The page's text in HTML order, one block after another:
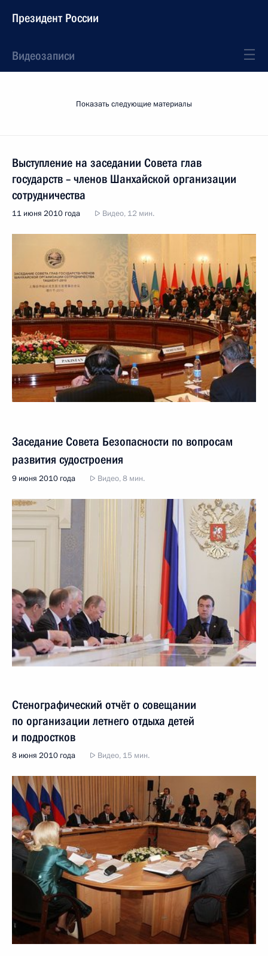
Президент России
Видеозаписи
Показать следующие материалы
Выступление на заседании Совета глав
государств – членов Шанхайской организации
сотрудничества
11 июня 2010 года Видео, 12 мин.
Заседание Совета Безопасности по вопросам
развития судостроения
9 июня 2010 года Видео, 8 мин.
Стенографический отчёт о совещании
по организации летнего отдыха детей
и подростков
8 июня 2010 года Видео, 15 мин.